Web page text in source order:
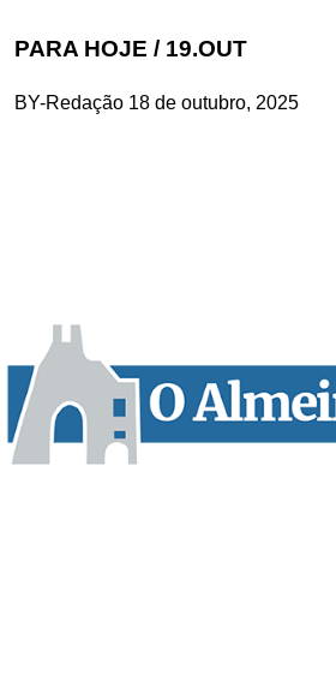
PARA HOJE / 19.OUT
BY-Redação 18 de outubro, 2025